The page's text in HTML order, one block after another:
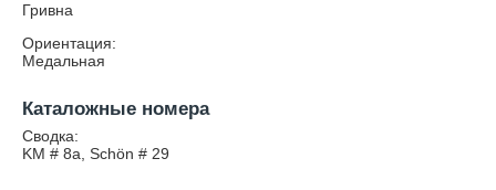
Гривна
Ориентация:
Медальная
Каталожные номера
Сводка:
KM # 8a, Schön # 29